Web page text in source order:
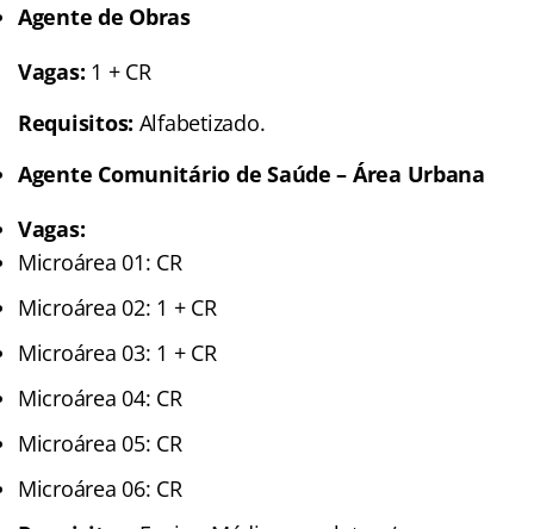
Agente de Obras
Vagas: 1 + CR
Requisitos: Alfabetizado.
Agente Comunitário de Saúde – Área Urbana
Vagas:
Microárea 01: CR
Microárea 02: 1 + CR
Microárea 03: 1 + CR
Microárea 04: CR
Microárea 05: CR
Microárea 06: CR